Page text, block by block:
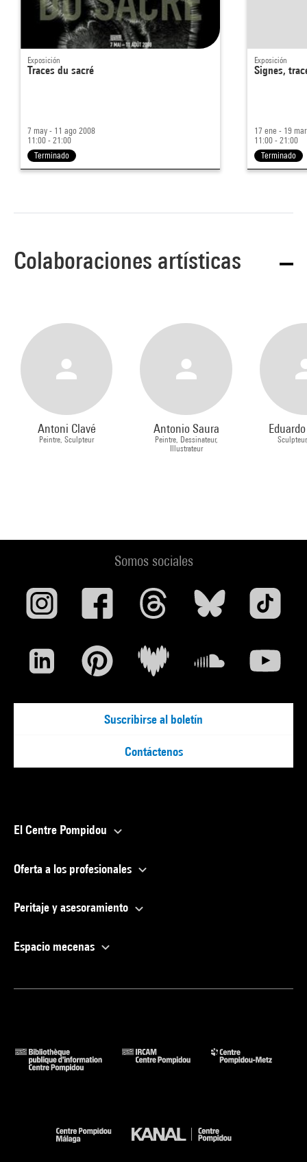
Exposición
Traces du sacré
7 may - 11 ago 2008
11:00 - 21:00
Terminado
Exposición
Signes,
17 ene - 19
11:00 - 21:00
Terminado
Colaboraciones artísticas
Antoni Clavé
Peintre, Sculpteur
Antonio Saura
Peintre, Dessinateur,
Illustrateur
Somos sociales
Suscribirse al boletín
Contáctenos
El Centre Pompidou
Oferta a los profesionales
Peritaje y asesoramiento
Espacio mecenas